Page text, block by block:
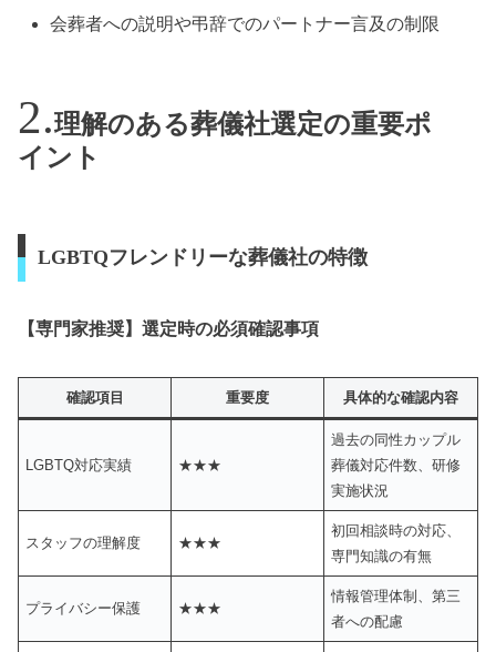
会葬者への説明や弔辞でのパートナー言及の制限
理解のある葬儀社選定の重要ポ
イント
LGBTQフレンドリーな葬儀社の特徴
【専門家推奨】選定時の必須確認事項
確認項目 重要度 具体的な確認内容
LGBTQ対応実績 ★★★
過去の同性カップル
葬儀対応件数、研修
実施状況
スタッフの理解度 ★★★
初回相談時の対応、
専門知識の有無
プライバシー保護 ★★★
情報管理体制、第三
者への配慮